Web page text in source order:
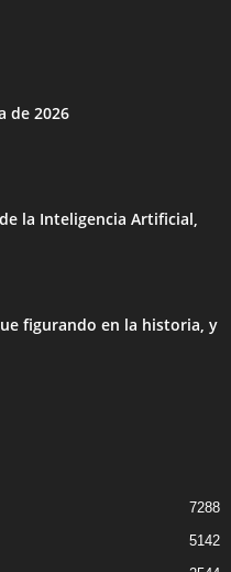
de 2026
la Inteligencia Artificial,
figurando en la historia, y
7288
5142